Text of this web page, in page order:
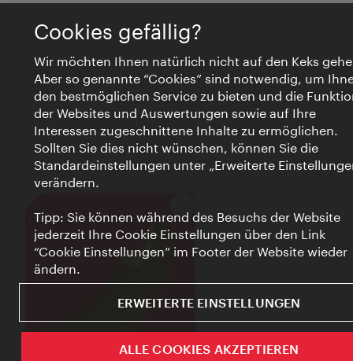
VIENNA BITES Schließen
Cookies gefällig?
Wir möchten Ihnen natürlich nicht auf den Keks
Aber so genannte “Cookies” sind notwendig, um
den bestmöglichen Service zu bieten und die
der Websites und Auswertungen sowie auf Ihre
Interessen zugeschnittene Inhalte zu ermöglichen.
Sollten Sie dies nicht wünschen, können Sie die
Standardeinstellungen unter „Erweiterte
verändern.
Tipp: Sie können während des Besuchs der Website
jederzeit Ihre Cookie Einstellungen über den Link
“Cookie Einstellungen” im Footer der Website wieder
ändern.
ERWEITERTE EINSTELLUNGEN
ALLE COOKIES AKZEPTIEREN